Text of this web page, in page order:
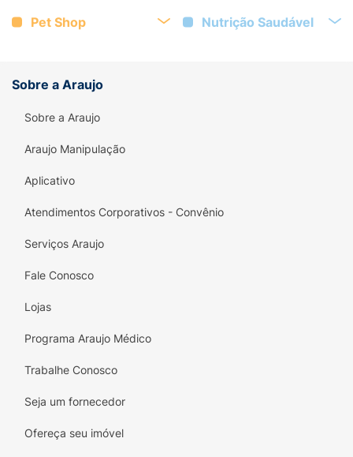
Pet Shop Nutrição Saudável
Sobre a Araujo
Sobre a Araujo
Araujo Manipulação
Aplicativo
Atendimentos Corporativos - Convênio
Serviços Araujo
Fale Conosco
Lojas
Programa Araujo Médico
Trabalhe Conosco
Seja um fornecedor
Ofereça seu imóvel